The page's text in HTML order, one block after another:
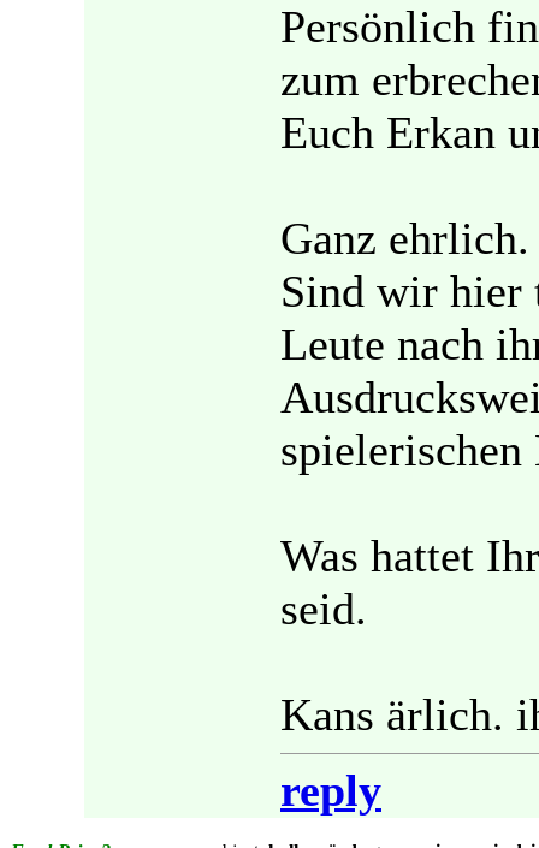
Persönlich
zum
Euch Erkan
Ganz
Sind wir hier
Leute nach
spielerischen
Was hattet
seid.
Kans ärlich.
reply